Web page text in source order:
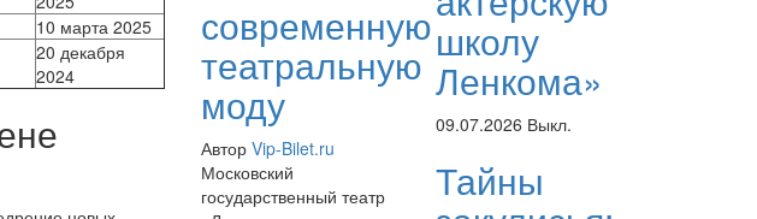
10 марта 2025
20 декабря
2024
современную
театральную
моду
Автор Vip-Bilet.ru
Московский
государственный театр
школу
Ленкома»
09.07.2026 Выкл.
Тайны